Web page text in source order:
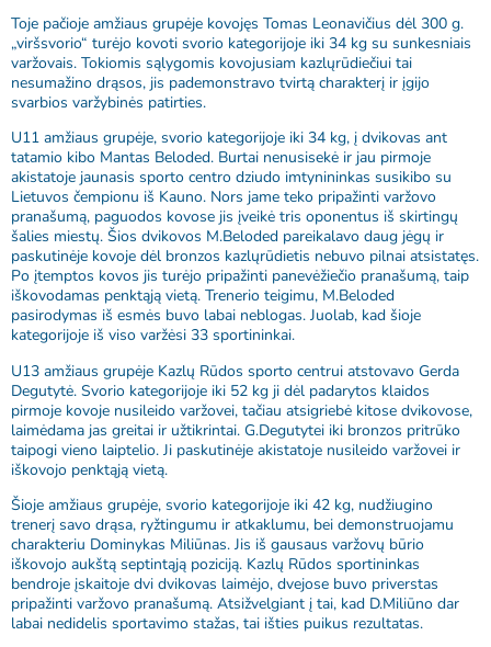
Toje pačioje amžiaus grupėje kovojęs Tomas Leonavičius dėl 300 g.
„viršsvorio“ turėjo kovoti svorio kategorijoje iki 34 kg su sunkesniais
varžovais. Tokiomis sąlygomis kovojusiam kazlųrūdiečiui tai
nesumažino drąsos, jis pademonstravo tvirtą charakterį ir įgijo
svarbios varžybinės patirties.
U11 amžiaus grupėje, svorio kategorijoje iki 34 kg, į dvikovas ant
tatamio kibo Mantas Beloded. Burtai nenusisekė ir jau pirmoje
akistatoje jaunasis sporto centro dziudo imtynininkas susikibo su
Lietuvos čempionu iš Kauno. Nors jame teko pripažinti varžovo
pranašumą, paguodos kovose jis įveikė tris oponentus iš skirtingų
šalies miestų. Šios dvikovos M.Beloded pareikalavo daug jėgų ir
paskutinėje kovoje dėl bronzos kazlųrūdietis nebuvo pilnai atsistatęs.
Po įtemptos kovos jis turėjo pripažinti panevėžiečio pranašumą, taip
iškovodamas penktąją vietą. Trenerio teigimu, M.Beloded
pasirodymas iš esmės buvo labai neblogas. Juolab, kad šioje
kategorijoje iš viso varžėsi 33 sportininkai.
U13 amžiaus grupėje Kazlų Rūdos sporto centrui atstovavo Gerda
Degutytė. Svorio kategorijoje iki 52 kg ji dėl padarytos klaidos
pirmoje kovoje nusileido varžovei, tačiau atsigriebė kitose dvikovose,
laimėdama jas greitai ir užtikrintai. G.Degutytei iki bronzos pritrūko
taipogi vieno laiptelio. Ji paskutinėje akistatoje nusileido varžovei ir
iškovojo penktąją vietą.
Šioje amžiaus grupėje, svorio kategorijoje iki 42 kg, nudžiugino
trenerį savo drąsa, ryžtingumu ir atkaklumu, bei demonstruojamu
charakteriu Dominykas Miliūnas. Jis iš gausaus varžovų būrio
iškovojo aukštą septintąją poziciją. Kazlų Rūdos sportininkas
bendroje įskaitoje dvi dvikovas laimėjo, dvejose buvo priverstas
pripažinti varžovo pranašumą. Atsižvelgiant į tai, kad D.Miliūno dar
labai nedidelis sportavimo stažas, tai išties puikus rezultatas.